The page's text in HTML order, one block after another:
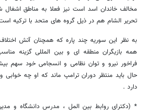
مخالف خاندان اسد است نیز فعلا به مناطق
تحریر الشام هم در ذیل گروه های متحد با ترکیه
به نظر این سوریه چند پاره که همچنان آتش
همه بازیگران منطقه ای و بین المللی گزینه
فراخور نیرو و توان نظامی و انسجامی خود سهم
حال باید منتظر دوران ترامپ ماند که او چه خوابی
دارد .
* (دکترای روابط بین المل ، مدرس دانشگاه و